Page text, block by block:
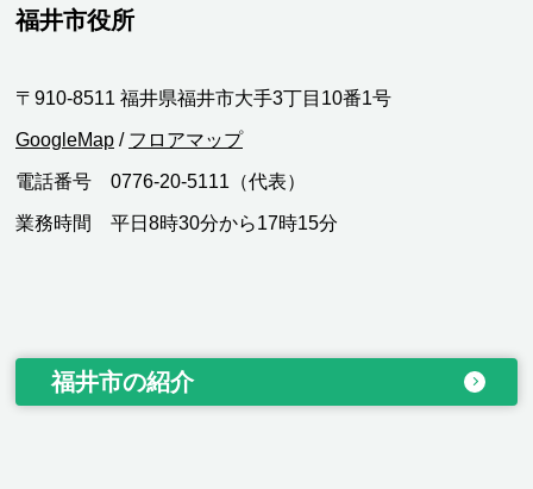
福井市役所
〒910-8511 福井県福井市大手3丁目10番1号
GoogleMap / フロアマップ
電話番号 0776-20-5111（代表）
業務時間 平日8時30分から17時15分
福井市の紹介